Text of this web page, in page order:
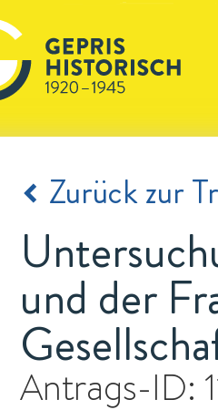
Zurück zur
und der
Antrags-ID: